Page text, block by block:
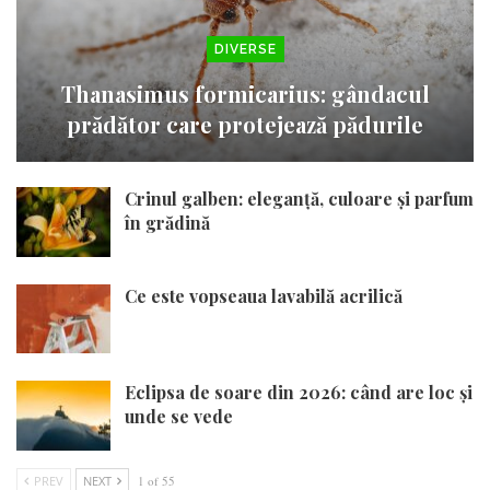
DIVERSE
Thanasimus formicarius: gândacul
prădător care protejează pădurile
Crinul galben: eleganță, culoare și parfum
în grădină
Ce este vopseaua lavabilă acrilică
Eclipsa de soare din 2026: când are loc și
unde se vede
PREV NEXT 1 of 55